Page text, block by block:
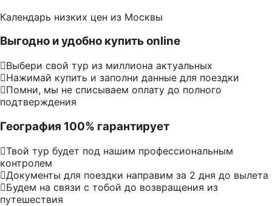
Календарь низких цен из Москвы
Выгодно и удобно купить online
Выбери свой тур из миллиона актуальных
Нажимай купить и заполни данные для поездки
Помни, мы не списываем оплату до полного
подтверждения
География 100% гарантирует
Твой тур будет под нашим профессиональным
контролем
Документы для поездки направим за 2 дня до вылета
Будем на связи с тобой до возвращения из
путешествия